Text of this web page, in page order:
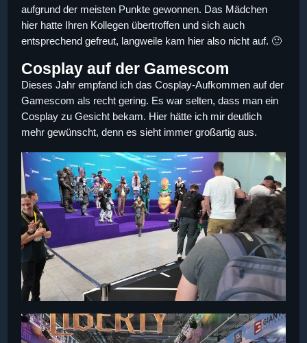
aufgrund der meisten Punkte gewonnen. Das Mädchen
hier hatte Ihren Kollegen übertroffen und sich auch
entsprechend gefreut, langweile kam hier also nicht auf. 🙂
Cosplay auf der Gamescom
Dieses Jahr empfand ich das Cosplay-Aufkommen auf der
Gamescom als recht gering. Es war selten, dass man ein
Cosplay zu Gesicht bekam. Hier hätte ich mir deutlich
mehr gewünscht, denn es sieht immer großartig aus.